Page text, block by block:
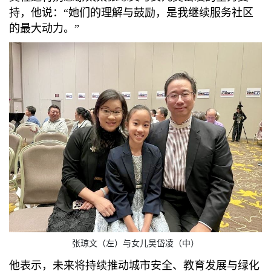
持，他说：“她们的理解与鼓励，是我继续服务社区
的最大动力。”
张琼文（左）与女儿吴岱凌（中）
他表示，未来将持续推动城市安全、教育发展与绿化